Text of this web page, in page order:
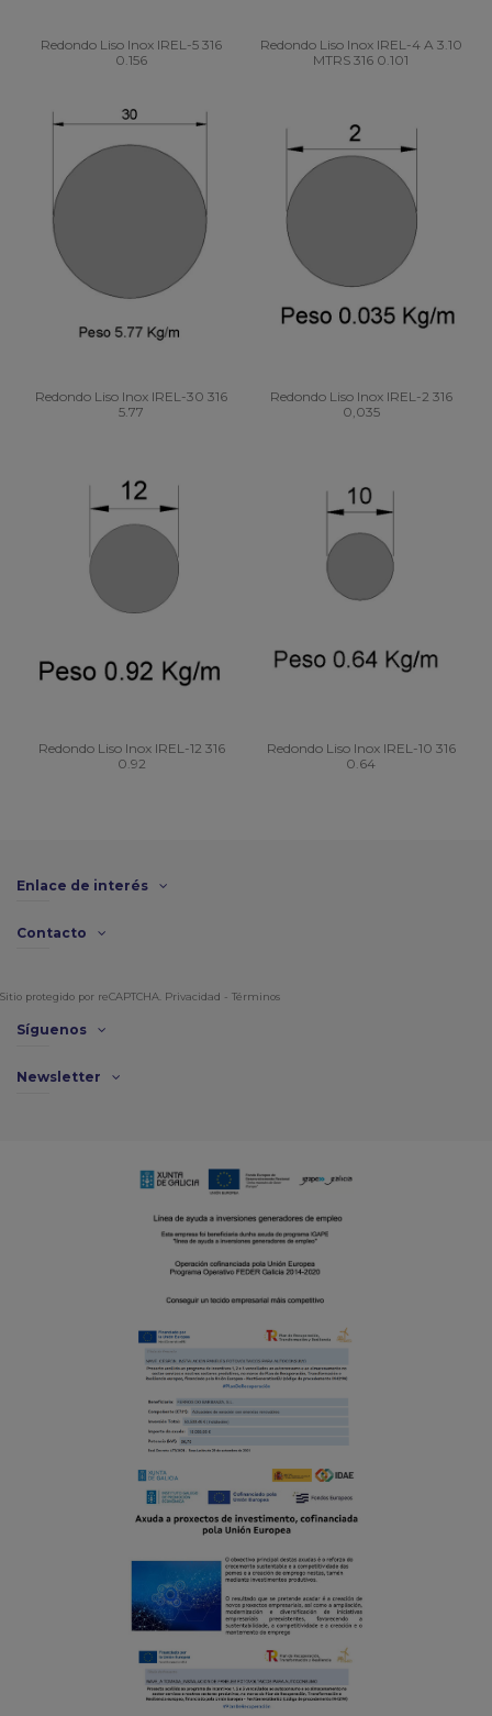
Redondo Liso Inox IREL-5 316
0.156
Redondo Liso Inox IREL-4 A 3.10
MTRS 316 0.101
Redondo Liso Inox IREL-30 316
5.77
Redondo Liso Inox IREL-2 316
0,035
Redondo Liso Inox IREL-12 316
0.92
Redondo Liso Inox IREL-10 316
0.64
Enlace de interés
Contacto
Sitio protegido por reCAPTCHA. Privacidad - Términos
Síguenos
Newsletter